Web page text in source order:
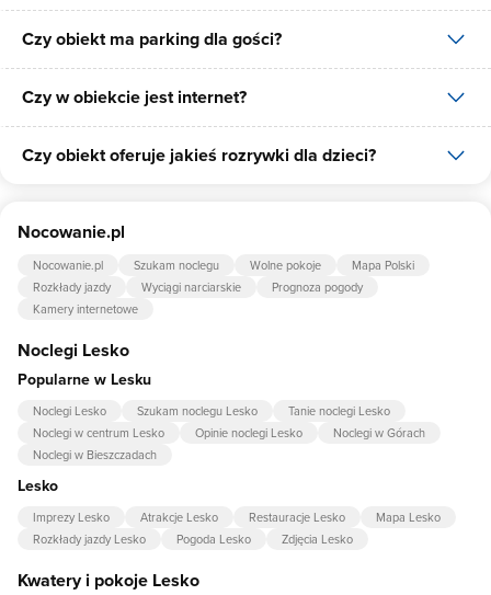
W obiekcie dostępne jest wyżywienie dla gości, dostępne posiłki:
śniadania, obiady, kolacje.
Czy obiekt ma parking dla gości?
Tak, Przystanek pod Skałkami posiada bezpłatny parking dla gości
na 10 miejsc.
Czy w obiekcie jest internet?
Tak, Przystanek pod Skałkami udostępnia dla swoich gości
Czy obiekt oferuje jakieś rozrywki dla dzieci?
Nocowanie.pl
Nocowanie.pl Szukam noclegu Wolne pokoje
Mapa Polski
Rozkłady jazdy
Wyciągi narciarskie
Prognoza pogody
Kamery internetowe
Noclegi Lesko
Popularne w Lesku
Noclegi Lesko Szukam noclegu Lesko
Tanie noclegi Lesko
Noclegi w centrum Lesko
Opinie noclegi Lesko
Noclegi w Górach
Noclegi w Bieszczadach
Lesko
Imprezy Lesko Atrakcje Lesko Restauracje Lesko
Mapa Lesko
Rozkłady jazdy Lesko
Pogoda Lesko Zdjęcia Lesko
Kwatery i pokoje Lesko